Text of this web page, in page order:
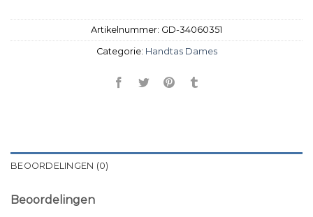
Artikelnummer: GD-34060351
Categorie: Handtas Dames
BEOORDELINGEN (0)
Beoordelingen